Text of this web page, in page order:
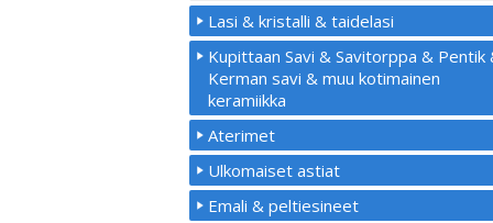
Lasi & kristalli & taidelasi
Kupittaan Savi & Savitorppa & Pentik
Kerman savi & muu kotimainen
keramiikka
Aterimet
Ulkomaiset astiat
Emali & peltiesineet